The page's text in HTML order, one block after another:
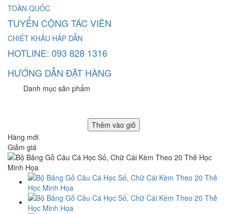
TOÀN QUỐC
TUYỂN CỘNG TÁC VIÊN
CHIẾT KHẤU HẤP DẪN
HOTLINE: 093 828 1316
HƯỚNG DẪN ĐẶT HÀNG
Danh mục sản phẩm
Thêm vào giỏ
Hàng mới
Giảm giá